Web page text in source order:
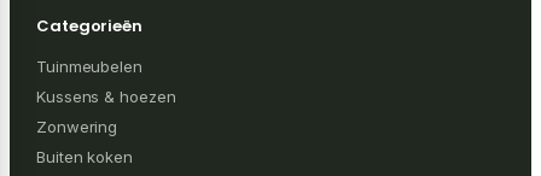
Categorieën
Tuinmeubelen
Kussens & hoezen
Zonwering
Buiten koken